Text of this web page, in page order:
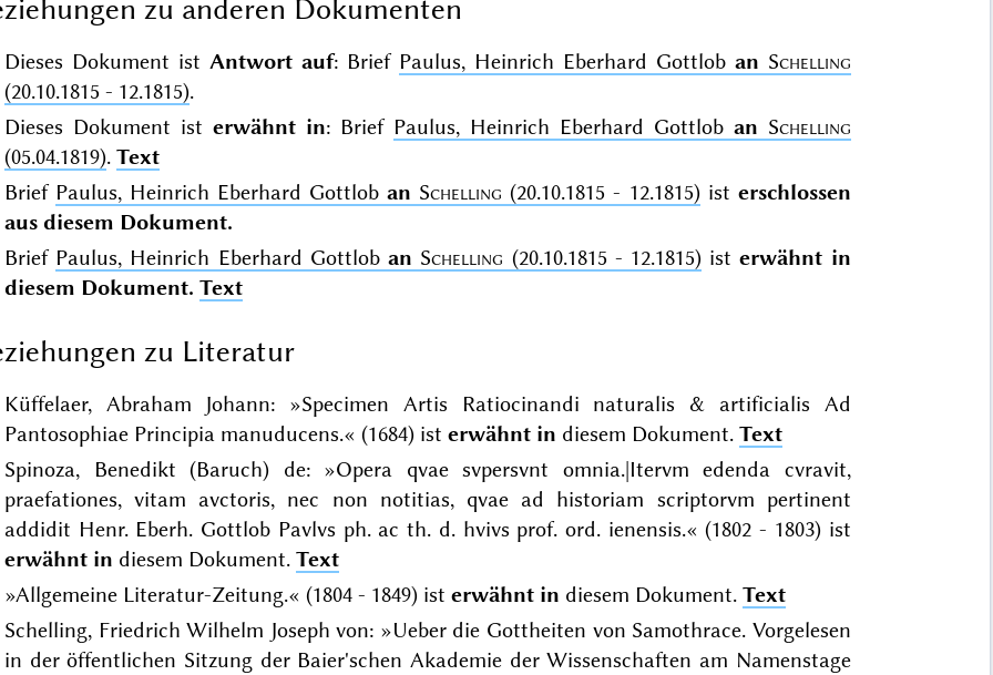
zu anderen Dokumenten
Dieses Dokument ist Antwort auf: Brief Paulus, Heinrich Eberhard Gottlob an Schelling
(20.10.1815 - 12.1815).
Dieses Dokument ist erwähnt in: Brief Paulus, Heinrich Eberhard Gottlob an Schelling
(05.04.1819). Text
Brief Paulus, Heinrich Eberhard Gottloban Schelling (20.10.1815 - 12.1815)ist erschlossen
aus diesem Dokument.
Brief Paulus, Heinrich Eberhard Gottloban Schelling (20.10.1815 - 12.1815) isterwähnt in
diesem Dokument. Text
zu Literatur
Küffelaer, Abraham Johann: »Specimen Artis Ratiocinandi naturalis & artificialis Ad
Pantosophiae Principia manuducens.« (1684) ist erwähnt in diesem Dokument. Text
Spinoza, Benedikt (Baruch) de: »Opera qvae svpersvnt omnia.|Itervm edenda cvravit,
praefationes, vitam avctoris, nec non notitias, qvae ad historiam scriptorvm pertinent
addidit Henr. Eberh. Gottlob Pavlvs ph. ac th. d. hvivs prof. ord. ienensis.« (1802 - 1803) ist
erwähnt in diesem Dokument. Text
»Allgemeine Literatur-Zeitung.« (1804 - 1849) ist erwähnt in diesem Dokument. Text
Schelling, Friedrich Wilhelm Joseph von: »Ueber die Gottheiten von Samothrace. Vorgelesen
in der öffentlichen Sitzung der Baier'schen Akademie der Wissenschaften am Namenstage